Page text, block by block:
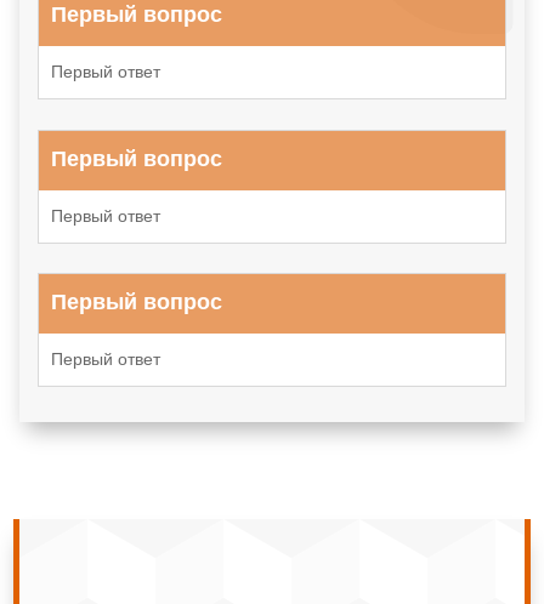
Первый вопрос
Первый ответ
Первый вопрос
Первый ответ
Первый вопрос
Первый ответ